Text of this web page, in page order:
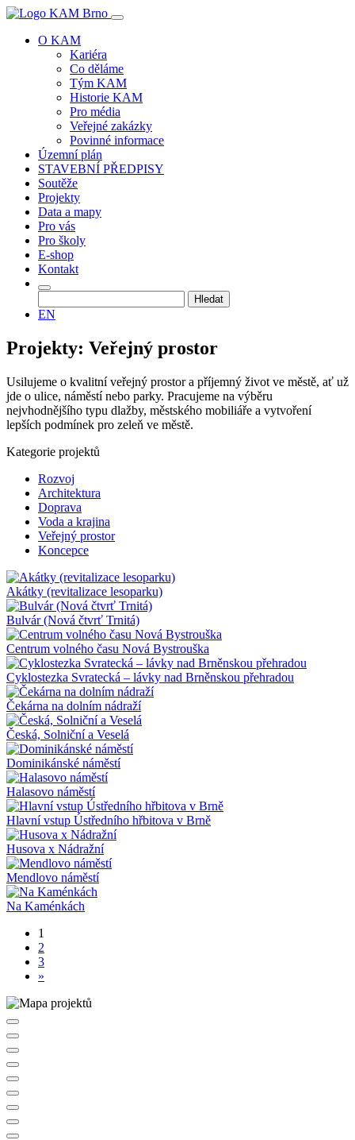
O KAM
Kariéra
Co děláme
Tým KAM
Historie KAM
Pro média
Veřejné zakázky
Povinné informace
Územní plán
STAVEBNÍ PŘEDPISY
Soutěže
Projekty
Data a mapy
Pro vás
Pro školy
E-shop
Kontakt
EN
Projekty: Veřejný prostor
Usilujeme o kvalitní veřejný prostor a příjemný život ve městě, ať už
jde o ulice, náměstí nebo parky. Pracujeme na výběru
nejvhodnějšího typu dlažby, městského mobiliáře a vytvoření
lepších podmínek pro zeleň ve městě.
Kategorie projektů
Rozvoj
Architektura
Doprava
Voda a krajina
Veřejný prostor
Koncepce
Akátky (revitalizace lesoparku)
Bulvár (Nová čtvrť Trnitá)
Centrum volného času Nová Bystrouška
Cyklostezka Svratecká – lávky nad Brněnskou přehradou
Čekárna na dolním nádraží
Česká, Solniční a Veselá
Dominikánské náměstí
Halasovo náměstí
Hlavní vstup Ústředního hřbitova v Brně
Husova x Nádražní
Mendlovo náměstí
Na Kaménkách
1
2
3
»